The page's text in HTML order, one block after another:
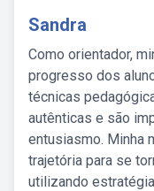
Sandra
Como orientador,
progresso dos
técnicas
autênticas e são
entusiasmo. Minha
trajetória para se
utilizando